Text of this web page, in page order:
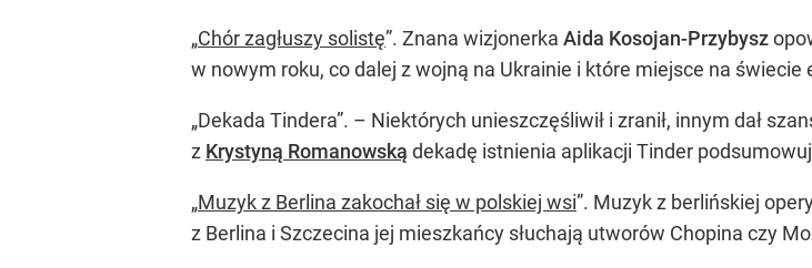
„Chór zagłuszy solistę”. Znana wizjonerka Aida Kosojan-Przybysz
w nowym roku, co dalej z wojną na Ukrainie i które miejsce na
„Dekada Tindera”. – Niektórych unieszczęśliwił i zranił, innym dał
z Krystyną Romanowską dekadę istnienia aplikacji Tinder
„Muzyk z Berlina zakochał się w polskiej wsi”. Muzyk z berlińskiej
z Berlina i Szczecina jej mieszkańcy słuchają utworów Chopina czy